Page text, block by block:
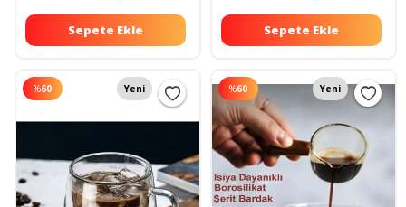
Sepete Ekle Sepete Ekle
%60 Yeni %60 Yeni